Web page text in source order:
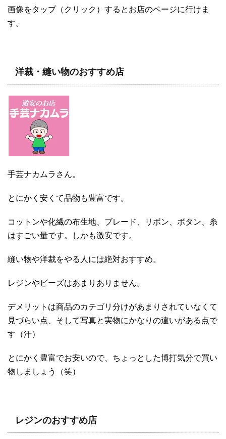
画像をタップ（クリック）するとお店のページに行けま
す。
洋裁・縫い物のおすすめ店
手芸ナカムラさん。
とにかく安くて品物も豊富です。
コットンや化繊の布生地、ブレード、リボン、ボタン、糸
はすごい量です。しかも激安です。
縫い物や洋裁をやる人には絶対おすすめ。
レジンやビーズはあまりありません。
デメリットは商品のカテゴリ分けがあまりされていなくて
見づらい点、そして写真と実物にかなりの違いがある点で
す（汗）
とにかく豊富でお安いので、ちょっとした博打気分で買い
物しましょう（笑）
レジンのおすすめ店